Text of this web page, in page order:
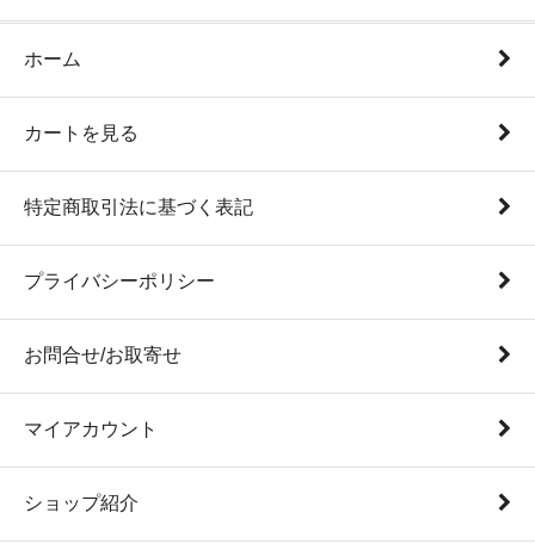
ホーム
カートを見る
特定商取引法に基づく表記
プライバシーポリシー
お問合せ/お取寄せ
マイアカウント
ショップ紹介